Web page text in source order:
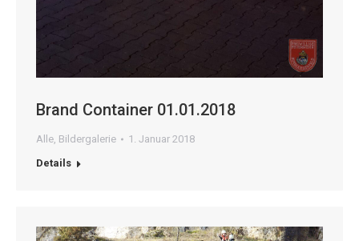
Brand Container 01.01.2018
Alle, Bildergalerie
1. Januar 2018
Details